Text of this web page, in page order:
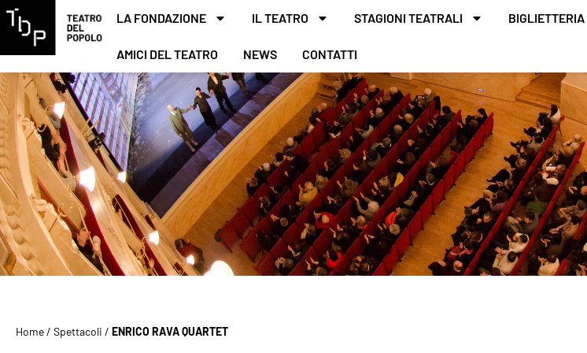
LA FONDAZIONE IL TEATRO STAGIONI TEATRALI BIGLIETTERIA
AMICI DEL TEATRO NEWS CONTATTI
Home/ Spettacoli / ENRICO RAVA QUARTET